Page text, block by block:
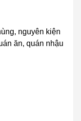
nguyên kiện
ăn, quán nhậu